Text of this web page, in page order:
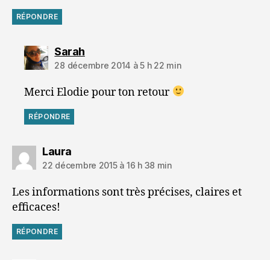
RÉPONDRE
Sarahdit :
28 décembre 2014 à 5 h 22 min
Merci Elodie pour ton retour
RÉPONDRE
Lauradit :
22 décembre 2015 à 16 h 38 min
Les informations sont très précises, claires et
efficaces!
RÉPONDRE